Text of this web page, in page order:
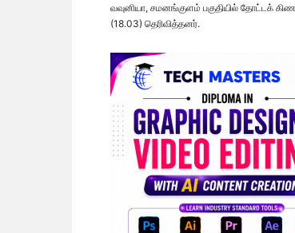
வவுனியா, சமனங்குளம் பகுதியில் தோட்டக்
(18.03) தெரிவித்தனர்.